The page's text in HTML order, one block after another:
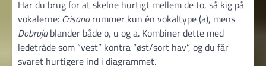
Har du brug for at skelne hurtigt mellem de to, så kig på
vokalerne: Crisanarummer kun én vokaltype (a), mens
Dobrujablander både o, u og a. Kombiner dette med
ledetråde som “vest” kontra “øst/sort hav”, og du får
svaret hurtigere ind i diagrammet.